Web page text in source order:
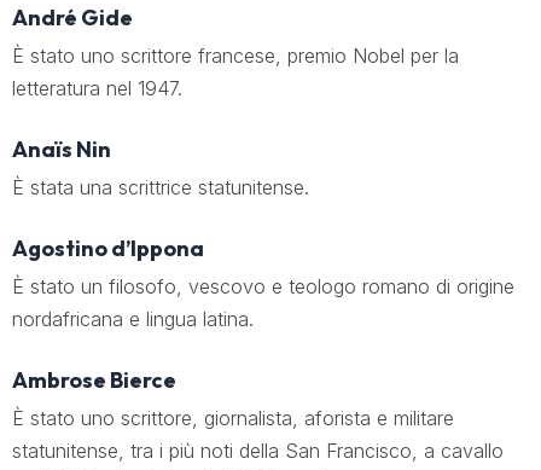
André Gide
È stato uno scrittore francese, premio Nobel per la
letteratura nel 1947.
Anaïs Nin
È stata una scrittrice statunitense.
Agostino d’Ippona
È stato un filosofo, vescovo e teologo romano di origine
nordafricana e lingua latina.
Ambrose Bierce
È stato uno scrittore, giornalista, aforista e militare
statunitense, tra i più noti della San Francisco, a cavallo